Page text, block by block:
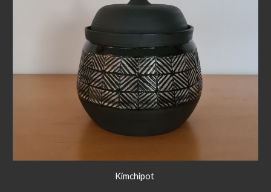
Kimchipot